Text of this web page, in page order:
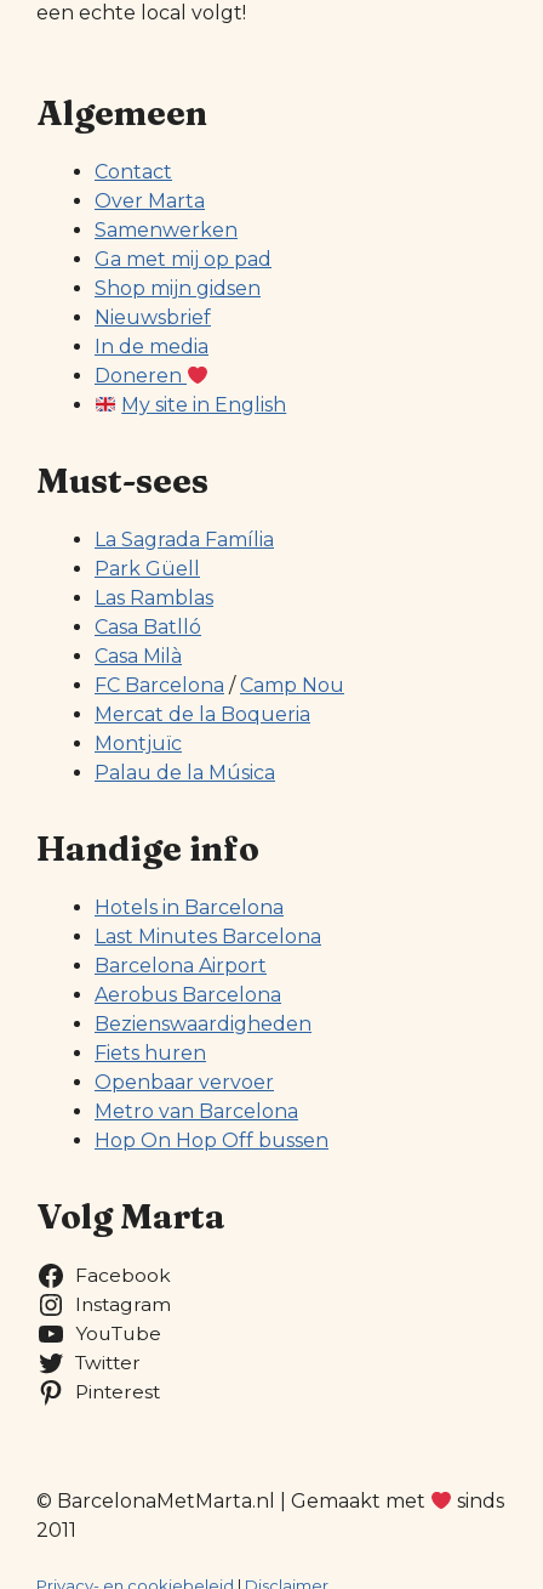
een echte local volgt!
Algemeen
Contact
Over Marta
Samenwerken
Ga met mij op pad
Shop mijn gidsen
Nieuwsbrief
In de media
Doneren
My site in English
Must-sees
La Sagrada Família
Park Güell
Las Ramblas
Casa Batlló
Casa Milà
FC Barcelona /Camp Nou
Mercat de la Boqueria
Montjuïc
Palau de la Música
Handige info
Hotels in Barcelona
Last Minutes Barcelona
Barcelona Airport
Aerobus Barcelona
Bezienswaardigheden
Fiets huren
Openbaar vervoer
Metro van Barcelona
Hop On Hop Off bussen
Volg Marta
Facebook
Instagram
YouTube
Twitter
Pinterest
© BarcelonaMetMarta.nl | Gemaakt met
sinds
2011